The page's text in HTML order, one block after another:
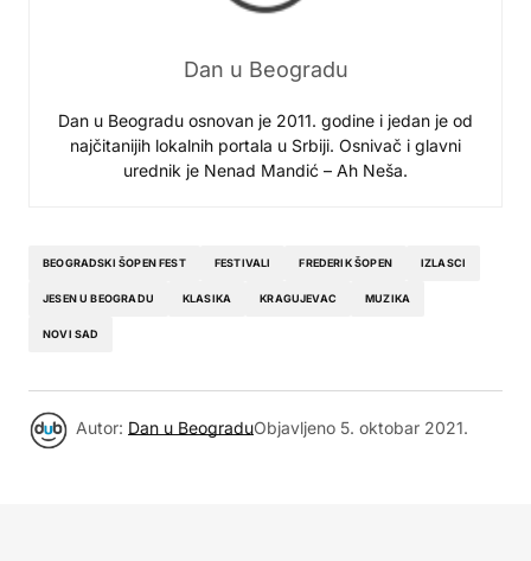
Dan u Beogradu
Dan u Beogradu osnovan je 2011. godine i jedan je od
najčitanijih lokalnih portala u Srbiji. Osnivač i glavni
urednik je Nenad Mandić – Ah Neša.
BEOGRADSKI ŠOPEN FEST FESTIVALI FREDERIK ŠOPEN IZLASCI
JESEN U BEOGRADU KLASIKA KRAGUJEVAC MUZIKA
NOVI SAD
Autor: Dan u BeograduObjavljeno 5. oktobar 2021.